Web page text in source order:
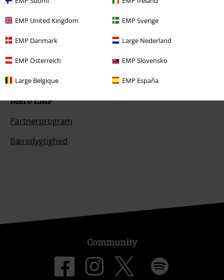
EMP United Kingdom EMP Sverige
EMP Danmark Large Nederland
EMP Österreich EMP Slovensko
Large Belgique EMP España
Bestil EMP-gavekort
EMP Studenterrabat
EMP Backstage Club
Mere EMP
Partnerprogram
Bæredygtighed
Community